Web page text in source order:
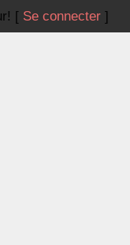
[ Se connecter]